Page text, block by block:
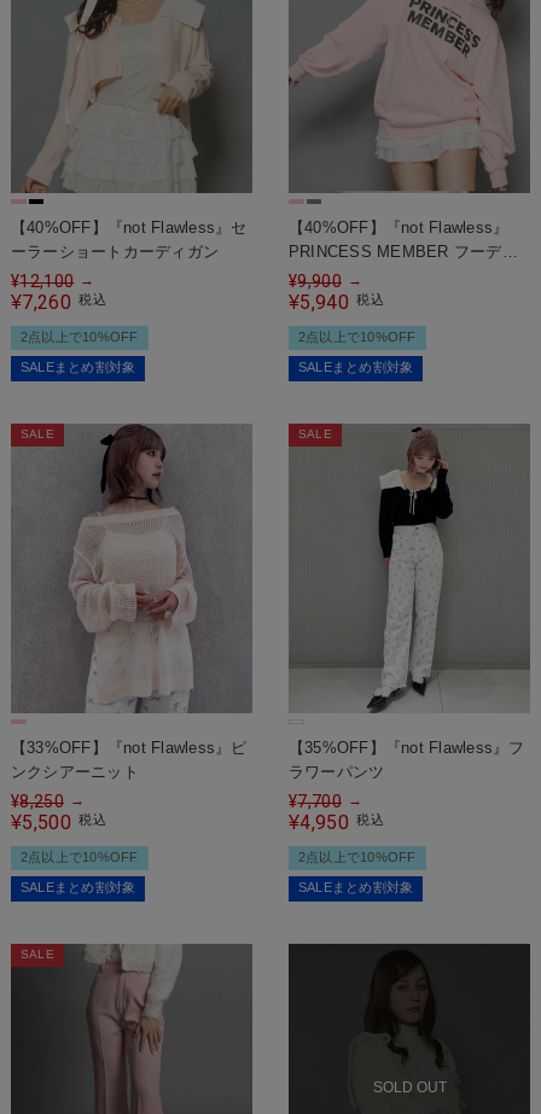
【40%OFF】『not Flawless』セ
ーラーショートカーディガン
¥12,100 →
¥7,260 税込
2点以上で10%OFF
SALEまとめ割対象
【40%OFF】『not Flawless』
PRINCESS MEMBER フーディ
ー
¥9,900 →
¥5,940 税込
2点以上で10%OFF
SALEまとめ割対象
SALE
【33%OFF】『not Flawless』ピ
ンクシアーニット
¥8,250 →
¥5,500 税込
2点以上で10%OFF
SALEまとめ割対象
SALE
【35%OFF】『not Flawless』フ
ラワーパンツ
¥7,700 →
¥4,950 税込
2点以上で10%OFF
SALEまとめ割対象
SALE
SOLD OUT